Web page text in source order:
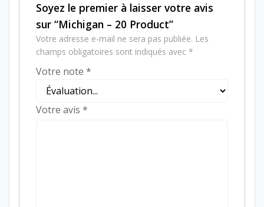
Soyez le premier à laisser votre avis
sur “Michigan – 20 Product”
Votre adresse e-mail ne sera pas publiée. Les
champs obligatoires sont indiqués avec *
Votre note *
Votre avis *